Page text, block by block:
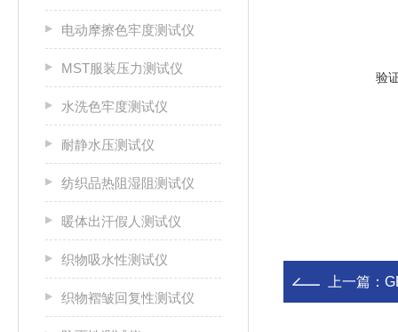
电动摩擦色牢度测试仪
MST服装压力测试仪
水洗色牢度测试仪
耐静水压测试仪
纺织品热阻湿阻测试仪
暖体出汗假人测试仪
织物吸水性测试仪
织物褶皱回复性测试仪
验
上一篇：